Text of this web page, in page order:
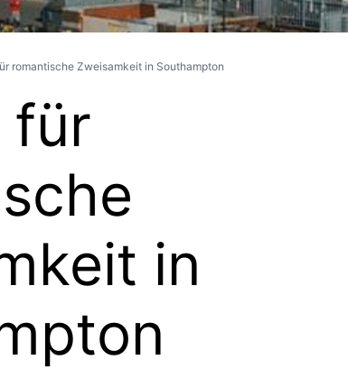
romantische Zweisamkeit in Southampton
für
in